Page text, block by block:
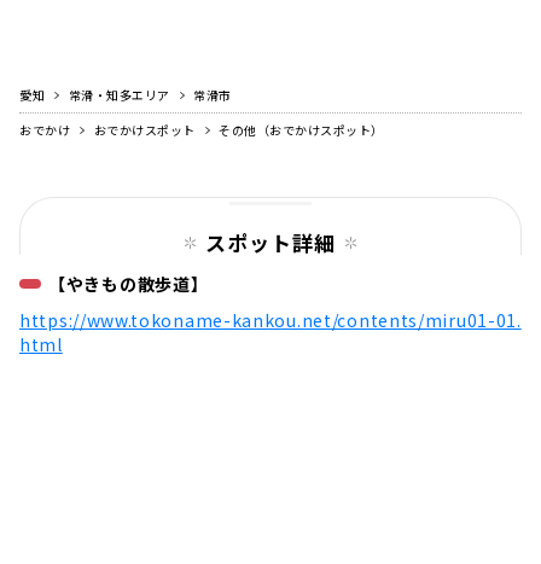
愛知 常滑・知多エリア
常滑市
おでかけ
おでかけスポット その他（おでかけスポット）
スポット詳細
【やきもの散歩道】
https://www.tokoname-kankou.net/contents/miru01-01.
html